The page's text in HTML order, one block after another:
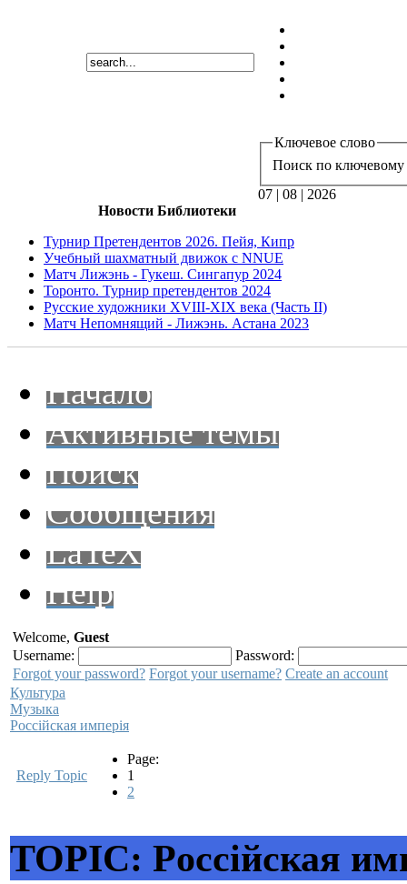
Ключевое слово
Поиск по ключевому
07 | 08 | 2026
Новости Библиотеки
Турнир Претендентов 2026. Пейя, Кипр
Учебный шахматный движок с NNUE
Матч Лижэнь - Гукеш. Сингапур 2024
Торонто. Турнир претендентов 2024
Русские художники XVIII-XIX века (Часть II)
Матч Непомнящий - Лижэнь. Астана 2023
Начало
Активные темы
Поиск
Сообщения
LaTeX
Help
Welcome, Guest
Username:
Password:
Forgot your password? Forgot your username? Create an account
Культура
Музыка
Pocciйская имперiя
Reply Topic
Page:
1
2
TOPIC: Pocciйская